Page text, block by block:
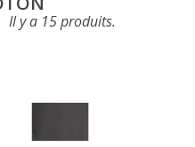
Il y a 15 produits.